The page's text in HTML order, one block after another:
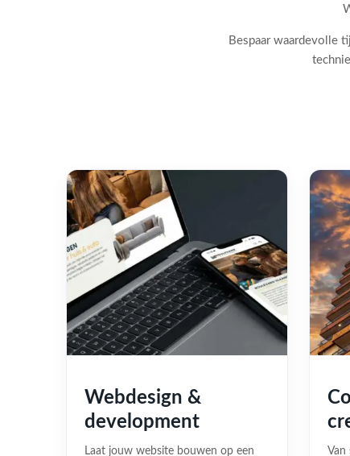
Bespaar waardevolle
Webdesign &
development
Laat jouw website bouwen op een